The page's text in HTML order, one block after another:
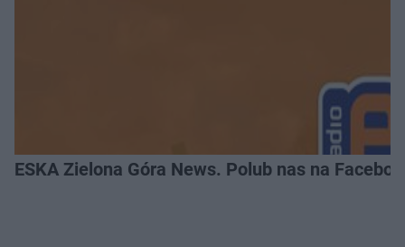
ESKA Zielona Góra News. Polub nas na